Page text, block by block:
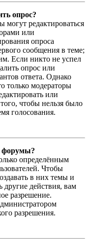
опрос?
редактироваться
или
опроса
сообщения в теме;
Если никто не успел
опрос или
ответа. Однако
только модераторы
или
чтобы нельзя было
голосования.
форумы?
определённым
Чтобы
в них темы и
другие действия, вам
разрешение.
разрешения.